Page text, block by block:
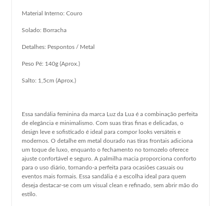
Material Interno: Couro
Solado: Borracha
Detalhes: Pespontos / Metal
Peso Pé: 140g (Aprox.)
Salto: 1,5cm (Aprox.)
Essa sandália feminina da marca Luz da Lua é a combinação perfeita
de elegância e minimalismo. Com suas tiras finas e delicadas, o
design leve e sofisticado é ideal para compor looks versáteis e
modernos. O detalhe em metal dourado nas tiras frontais adiciona
um toque de luxo, enquanto o fechamento no tornozelo oferece
ajuste confortável e seguro. A palmilha macia proporciona conforto
para o uso diário, tornando-a perfeita para ocasiões casuais ou
eventos mais formais. Essa sandália é a escolha ideal para quem
deseja destacar-se com um visual clean e refinado, sem abrir mão do
estilo.